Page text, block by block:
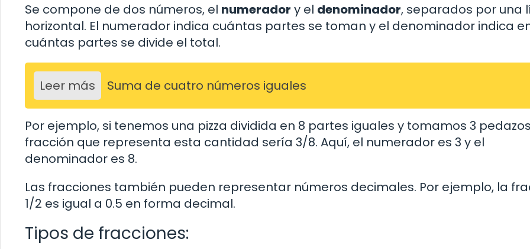
Se compone de dos números, el numerador y el denominador, separados por una
horizontal. El numerador indica cuántas partes se toman y el denominador indica
cuántas partes se divide el total.
Leer más Suma de cuatro números iguales
Por ejemplo, si tenemos una pizza dividida en 8 partes iguales y tomamos 3
fracción que representa esta cantidad sería 3/8. Aquí, el numerador es 3 y el
denominador es 8.
Las fracciones también pueden representar números decimales. Por ejemplo, la
1/2 es igual a 0.5 en forma decimal.
Tipos de fracciones: